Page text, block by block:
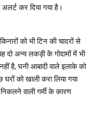
कर दिया गया है।
को भी टिन की चादरों से
अन्य लकड़ी के गोदामों में भी
है, घनी आबादी वाले इलाके को
को खाली करा लिया गया
वाली गर्मी के कारण